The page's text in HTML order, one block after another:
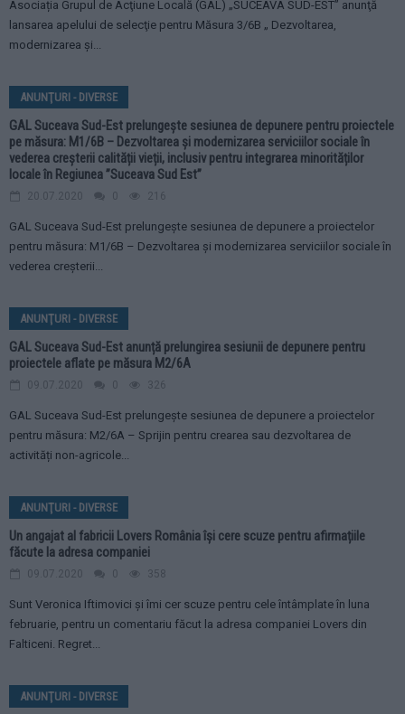
Asociația Grupul de Acţiune Locală (GAL) „SUCEAVA SUD-EST” anunţă
lansarea apelului de selecţie pentru Măsura 3/6B „ Dezvoltarea,
modernizarea și...
ANUNŢURI - DIVERSE
GAL Suceava Sud-Est prelungește sesiunea de depunere pentru proiectele
pe măsura: M1/6B – Dezvoltarea și modernizarea serviciilor sociale în
vederea creșterii calității vieții, inclusiv pentru integrarea minorităților
locale în Regiunea ”Suceava Sud Est”
20.07.2020 0 216
GAL Suceava Sud-Est prelungește sesiunea de depunere a proiectelor
pentru măsura: M1/6B – Dezvoltarea și modernizarea serviciilor sociale în
vederea creșterii...
ANUNŢURI - DIVERSE
GAL Suceava Sud-Est anunță prelungirea sesiunii de depunere pentru
proiectele aflate pe măsura M2/6A
09.07.2020 0 326
GAL Suceava Sud-Est prelungește sesiunea de depunere a proiectelor
pentru măsura: M2/6A – Sprijin pentru crearea sau dezvoltarea de
activități non-agricole...
ANUNŢURI - DIVERSE
Un angajat al fabricii Lovers România își cere scuze pentru afirmațiile
făcute la adresa companiei
09.07.2020 0 358
Sunt Veronica Iftimovici și îmi cer scuze pentru cele întâmplate în luna
februarie, pentru un comentariu făcut la adresa companiei Lovers din
Falticeni. Regret...
ANUNŢURI - DIVERSE